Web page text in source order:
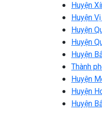
Huyện
Huyện
Huyện
Huyện
Huyện
Thành
Huyện
Huyện
Huyện